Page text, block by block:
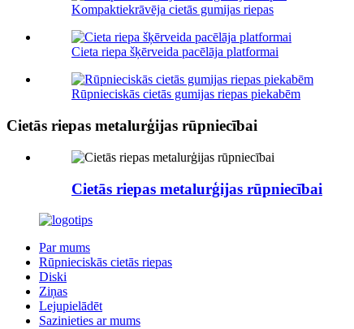
Kompaktiekrāvēja cietās gumijas riepas
Cieta riepa šķērveida pacēlāja platformai
Rūpnieciskās cietās gumijas riepas piekabēm
Cietās riepas metalurģijas rūpniecībai
Cietās riepas metalurģijas rūpniecībai
Par mums
Rūpnieciskās cietās riepas
Diski
Ziņas
Lejupielādēt
Sazinieties ar mums